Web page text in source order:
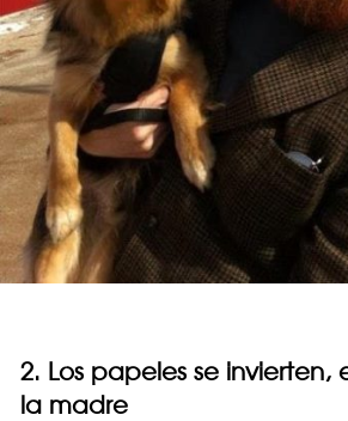
2. Los papeles se invierten,
la madre